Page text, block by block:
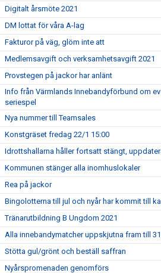
Digitalt årsmöte 2021
DM lottat för våra A-lag
Fakturor på väg, glöm inte att
Medlemsavgift och verksamhetsavgift 2021
Provstegen på jackor har anlänt
Info från Värmlands Innebandyförbund om
seriespel
Nya nummer till Teamsales
Konstgräset fredag 22/1 15:00
Idrottshallarna håller fortsatt stängt,
Kommunen stänger alla inomhuslokaler
Rea på jackor
Bingolotterna till jul och nyår har kommit till
Tränarutbildning B Ungdom 2021
Alla innebandymatcher uppskjutna fram till
Stötta gul/grönt och beställ saffran
Nyårspromenaden genomförs